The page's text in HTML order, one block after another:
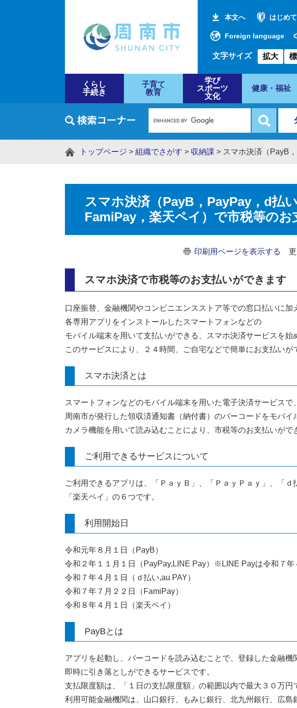
本文へ はじめ
Foreign language
文字サイズ 拡大
くらし
手続き
子育て
教育
学び
スポーツ
文化
健康・福祉
トップページ > 組織でさがす > 収納課 > スマホ決済（PayB
スマホ決済（PayB，PayPay，d払い
FamiPay，楽天ペイ）で市税等の
印刷用ページを表示する
スマホ決済で市税等のお支払いができます
口座振替、金融機関やコンビニエンスストア等での窓口払いに加
各専用アプリをインストールしたスマートフォンなどの
モバイル端末を用いて支払いができる、スマホ決済サービスを始
このサービスにより、２４時間、ご自宅などで簡単にお支払いが
スマホ決済とは
スマートフォンなどのモバイル端末を用いた電子決済サービスで、
周南市が発行した領収済通知書（納付書）のバーコードをモバイ
カメラ機能を用いて読み込むことにより、市税等のお支払いがで
ご利用できるサービスについて
ご利用できるアプリは、「ＰａｙＢ」、「ＰａｙＰａｙ」、「ｄ
「楽天ペイ」の６つです。
利用開始日
令和元年８月１日（PayB）
令和２年１１月１日（PayPay,LINE Pay）※LINE Payは令和７年
令和７年４月１日（ｄ払い,au PAY）
令和７年７月２２日（FamiPay）
令和８年４月１日（楽天ペイ）
PayBとは
アプリを起動し、バーコードを読み込むことで、登録した金融機
即時に引き落としができるサービスです。
支払限度額は、「１日の支払限度額」の範囲以内で最大３０万円
利用可能金融機関は、山口銀行、もみじ銀行、北九州銀行、広